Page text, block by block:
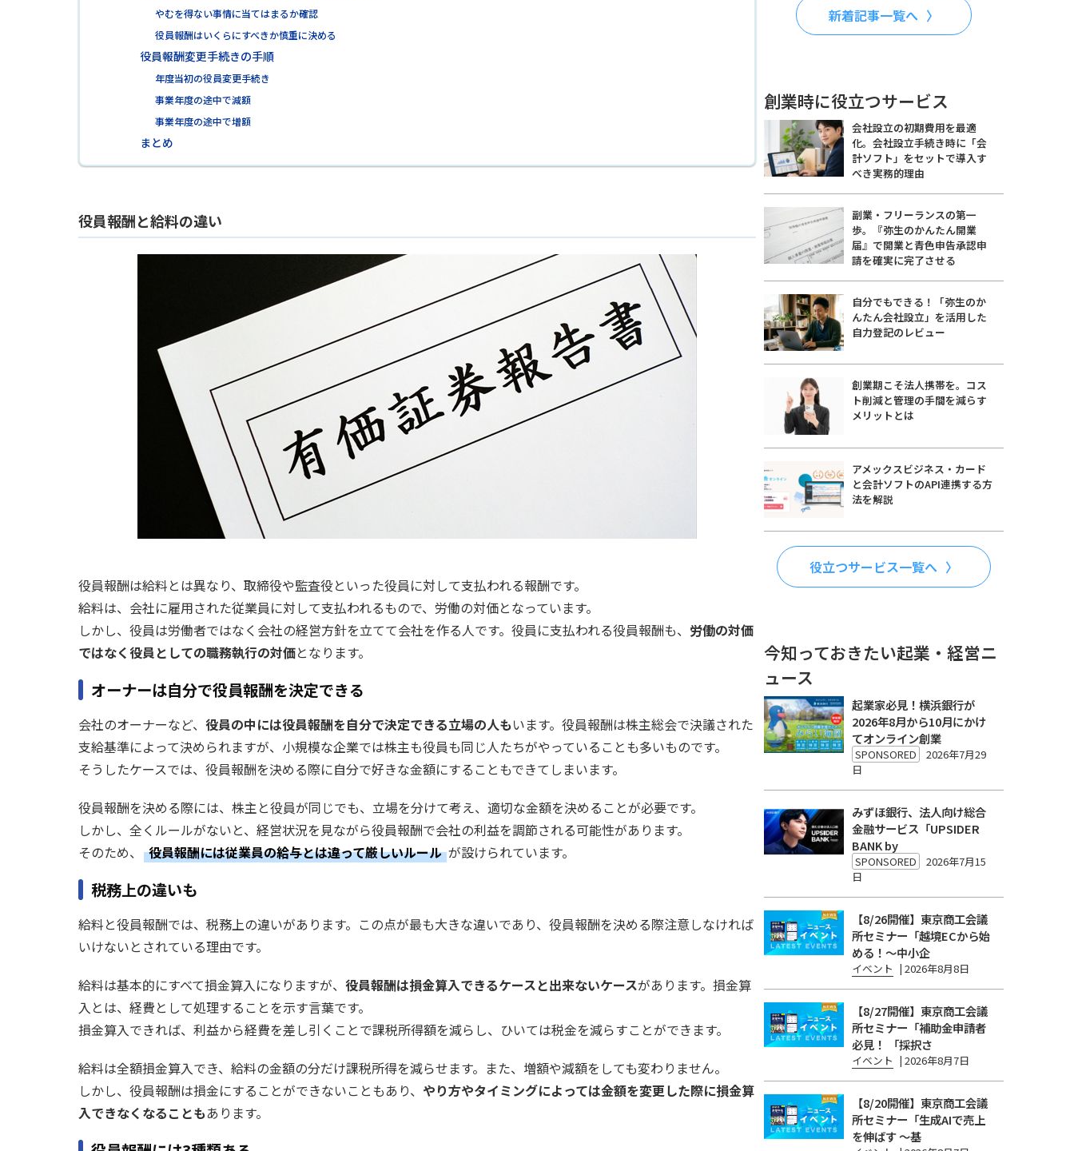
やむを得ない事情に当てはまるか確認
役員報酬はいくらにすべきか慎重に決める
役員報酬変更手続きの手順
年度当初の役員変更手続き
事業年度の途中で減額
事業年度の途中で増額
まとめ
役員報酬と給料の違い
役員報酬は給料とは異なり、取締役や監査役といった役員に対して支払われる報酬です。
給料は、会社に雇用された従業員に対して支払われるもので、労働の対価となっています。
しかし、役員は労働者ではなく会社の経営方針を立てて会社を作る人です。役員に支払われる役員報酬も、 労働の対価
ではなく役員としての職務執行の対価となります。
オーナーは自分で役員報酬を決定できる
会社のオーナーなど、 役員の中には役員報酬を自分で決定できる立場の人もいます。役員報酬は株主総会で決議された
支給基準によって決められますが、小規模な企業では株主も役員も同じ人たちがやっていることも多いものです。
そうしたケースでは、役員報酬を決める際に自分で好きな金額にすることもできてしまいます。
役員報酬を決める際には、株主と役員が同じでも、立場を分けて考え、適切な金額を決めることが必要です。
しかし、全くルールがないと、経営状況を見ながら役員報酬で会社の利益を調節される可能性があります。
そのため、
役員報酬には従業員の給与とは違って厳しいルール が設けられています。
税務上の違いも
給料と役員報酬では、税務上の違いがあります。この点が最も大きな違いであり、役員報酬を決める際注意しなければ
いけないとされている理由です。
給料は基本的にすべて損金算入になりますが、 役員報酬は損金算入できるケースと出来ないケースがあります。損金算
入とは、経費として処理することを示す言葉です。
損金算入できれば、利益から経費を差し引くことで課税所得額を減らし、ひいては税金を減らすことができます。
給料は全額損金算入でき、給料の金額の分だけ課税所得を減らせます。また、増額や減額をしても変わりません。
しかし、役員報酬は損金にすることができないこともあり、 やり方やタイミングによっては金額を変更した際に損金算
入できなくなることもあります。
新着記事一覧へ
創業時に役立つサービス
会社設立の初期費用を最適
化。会社設立手続き時に「会
計ソフト」をセットで導入す
べき実務的理由
副業・フリーランスの第一
歩。『弥生のかんたん開業
届』で開業と青色申告承認申
請を確実に完了させる
自分でもできる！「弥生のか
んたん会社設立」を活用した
自力登記のレビュー
創業期こそ法人携帯を。コス
ト削減と管理の手間を減らす
メリットとは
アメックスビジネス・カード
と会計ソフトのAPI連携する方
法を解説
役立つサービス一覧へ
今知っておきたい起業・経営ニ
ュース
起業家必見！横浜銀行が
2026年8月から10月にかけ
てオンライン創業
SPONSORED
2026年7月29
日
みずほ銀行、法人向け総合
金融サービス「UPSIDER
BANK by
SPONSORED
2026年7月15
日
【8/26開催】東京商工会議
所セミナー「越境ECから始
める！〜中小企
イベント | 2026年8月8日
【8/27開催】東京商工会議
所セミナー「補助金申請者
必見！ 「採択さ
イベント | 2026年8月7日
【8/20開催】東京商工会議
所セミナー「生成AIで売上
を伸ばす 〜基